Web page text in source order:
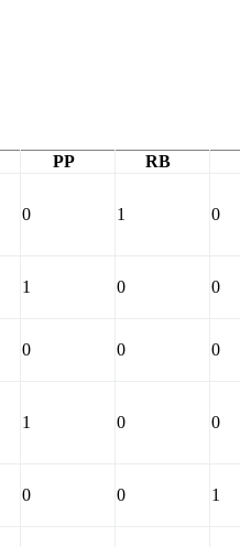
PP RB
0 1 0
1 0 0
0 0 0
1 0 0
0 0 1